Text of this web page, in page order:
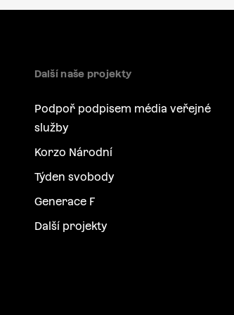
Další naše projekty
Podpoř podpisem média veřejné
služby
Korzo Národní
Týden svobody
Generace F
Další projekty